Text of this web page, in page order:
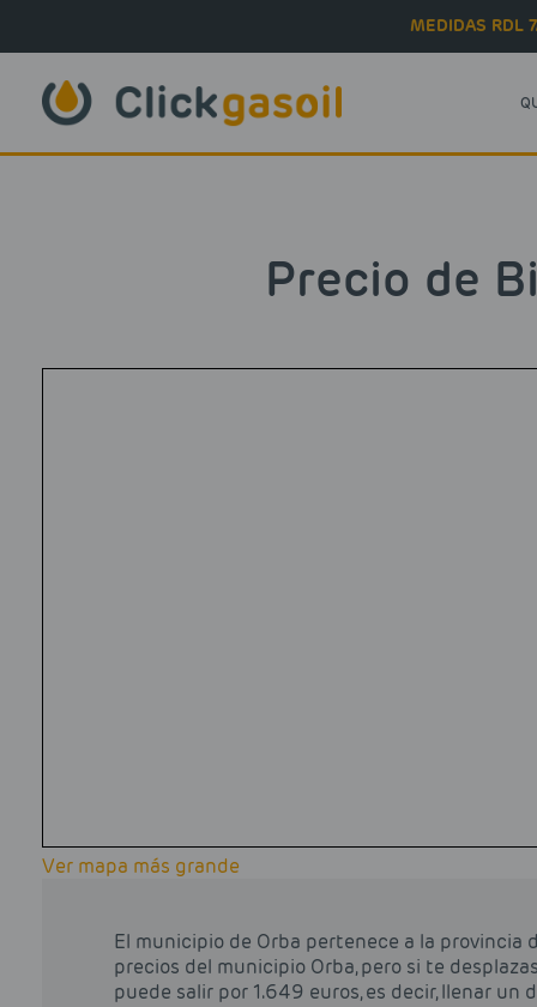
MEDIDAS RDL
Precio de
Ver mapa más grande
El municipio de Orba pertenece a la provincia
precios del municipio Orba, pero si te
puede salir por 1.649 euros, es decir, llenar